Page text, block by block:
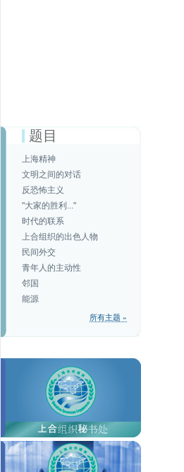
题目
上海精神
文明之间的对话
反恐怖主义
"大家的胜利..."
时代的联系
上合组织的出色人物
民间外交
青年人的主动性
邻国
能源
所有主题 »